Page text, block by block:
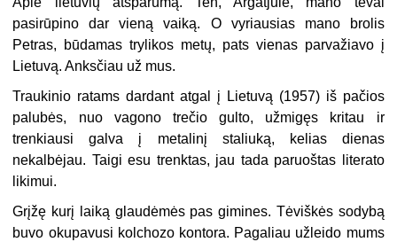
pasirūpino dar vieną vaiką. O vyriausias mano brolis
Petras, būdamas trylikos metų, pats vienas parvažiavo į
Lietuvą. Anksčiau už mus.
Traukinio ratams dardant atgal į Lietuvą (1957) iš pačios
palubės, nuo vagono trečio gulto, užmigęs kritau ir
trenkiausi galva į metalinį staliuką, kelias dienas
nekalbėjau. Taigi esu trenktas, jau tada paruoštas literato
likimui.
Grįžę kurį laiką glaudėmės pas gimines. Tėviškės sodybą
buvo okupavusi kolchozo kontora. Pagaliau užleido mums